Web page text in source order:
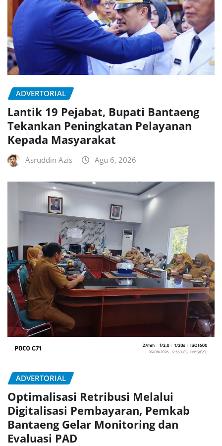
ADVERTORIAL
Lantik 19 Pejabat, Bupati Bantaeng
Tekankan Peningkatan Pelayanan
Kepada Masyarakat
Asruddin Azis Agu 6, 2026
ADVERTORIAL
Optimalisasi Retribusi Melalui
Digitalisasi Pembayaran, Pemkab
Bantaeng Gelar Monitoring dan
Evaluasi PAD